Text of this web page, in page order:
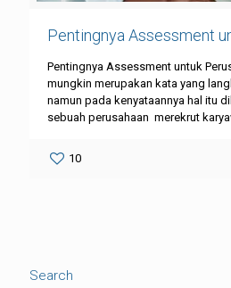
Pentingnya Assessment
Pentingnya Assessment untuk
mungkin merupakan kata yang
namun pada kenyataannya hal itu
sebuah perusahaan merekrut
10
Search